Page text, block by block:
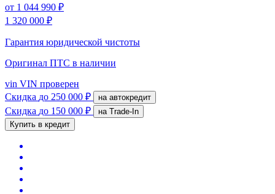
от 1 044 990 ₽
1 320 000 ₽
Гарантия юридической чистоты
Оригинал ПТС в наличии
vin VIN проверен
Скидка до 250 000 ₽ на автокредит
Скидка до 150 000 ₽
на Trade-In
Купить в кредит